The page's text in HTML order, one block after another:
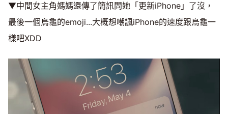
▼中間女主角媽媽還傳了簡訊問她「更新iPhone」了沒，
最後一個烏龜的emoji...大概想嘲諷iPhone的速度跟烏龜一
樣吧XDD